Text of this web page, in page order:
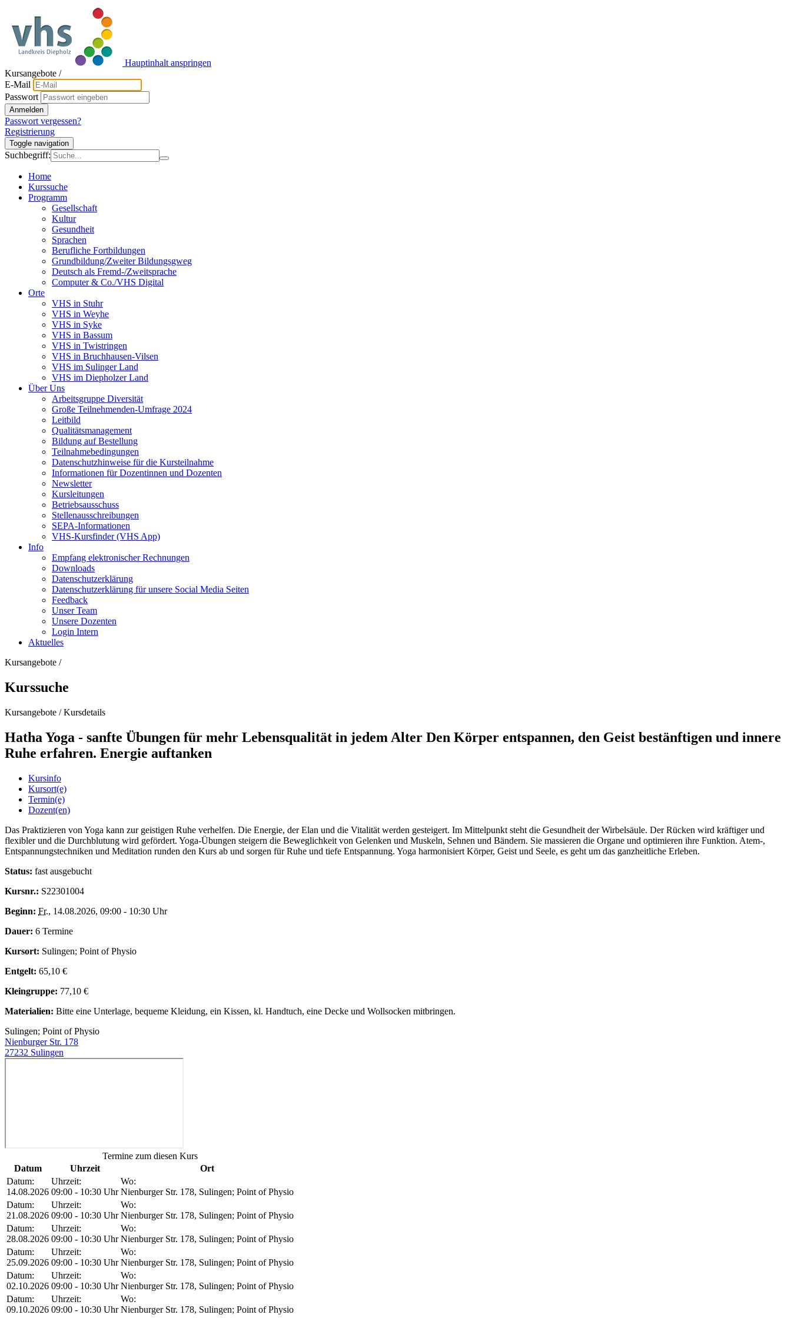
Hauptinhalt anspringen
Kursangebote /
E-Mail
Passwort
Anmelden
Passwort vergessen?
Registrierung
Toggle navigation
Suchbegriff:
Home
Kurssuche
Programm
Gesellschaft
Kultur
Gesundheit
Sprachen
Berufliche Fortbildungen
Grundbildung/Zweiter Bildungsgweg
Deutsch als Fremd-/Zweitsprache
Computer & Co./VHS Digital
Orte
VHS in Stuhr
VHS in Weyhe
VHS in Syke
VHS in Bassum
VHS in Twistringen
VHS in Bruchhausen-Vilsen
VHS im Sulinger Land
VHS im Diepholzer Land
Über Uns
Arbeitsgruppe Diversität
Große Teilnehmenden-Umfrage 2024
Leitbild
Qualitätsmanagement
Bildung auf Bestellung
Teilnahmebedingungen
Datenschutzhinweise für die Kursteilnahme
Informationen für Dozentinnen und Dozenten
Newsletter
Kursleitungen
Betriebsausschuss
Stellenausschreibungen
SEPA-Informationen
VHS-Kursfinder (VHS App)
Info
Empfang elektronischer Rechnungen
Downloads
Datenschutzerklärung
Datenschutzerklärung für unsere Social Media Seiten
Feedback
Unser Team
Unsere Dozenten
Login Intern
Aktuelles
Kursangebote /
Kurssuche
Kursangebote /Kursdetails
Hatha Yoga - sanfte Übungen für mehr Lebensqualität in jedem Alter Den Körper entspannen, den Geist bestänftigen und innere
Ruhe erfahren. Energie auftanken
Kursinfo
Kursort(e)
Termin(e)
Dozent(en)
Das Praktizieren von Yoga kann zur geistigen Ruhe verhelfen. Die Energie, der Elan und die Vitalität werden gesteigert. Im Mittelpunkt steht die Gesundheit der Wirbelsäule. Der Rücken wird kräftiger und
flexibler und die Durchblutung wird gefördert. Yoga-Übungen steigern die Beweglichkeit von Gelenken und Muskeln, Sehnen und Bändern. Sie massieren die Organe und optimieren ihre Funktion. Atem-,
Entspannungstechniken und Meditation runden den Kurs ab und sorgen für Ruhe und tiefe Entspannung. Yoga harmonisiert Körper, Geist und Seele, es geht um das ganzheitliche Erleben.
Status: fast ausgebucht
Kursnr.: S22301004
Beginn: Fr., 14.08.2026, 09:00 - 10:30 Uhr
Dauer: 6 Termine
Kursort: Sulingen; Point of Physio
Entgelt: 65,10 €
Kleingruppe: 77,10 €
Materialien: Bitte eine Unterlage, bequeme Kleidung, ein Kissen, kl. Handtuch, eine Decke und Wollsocken mitbringen.
Sulingen; Point of Physio
Nienburger Str. 178
27232 Sulingen
Termine zum diesen Kurs
Datum
Uhrzeit
Ort
Datum:
14.08.2026
Uhrzeit:
09:00 - 10:30 Uhr
Wo:
Nienburger Str. 178, Sulingen; Point of Physio
Datum:
21.08.2026
Uhrzeit:
09:00 - 10:30 Uhr
Wo:
Nienburger Str. 178, Sulingen; Point of Physio
Datum:
28.08.2026
Uhrzeit:
09:00 - 10:30 Uhr
Wo:
Nienburger Str. 178, Sulingen; Point of Physio
Datum:
25.09.2026
Uhrzeit:
09:00 - 10:30 Uhr
Wo:
Nienburger Str. 178, Sulingen; Point of Physio
Datum:
02.10.2026
Uhrzeit:
09:00 - 10:30 Uhr
Wo:
Nienburger Str. 178, Sulingen; Point of Physio
Datum:
09.10.2026
Uhrzeit:
09:00 - 10:30 Uhr
Wo:
Nienburger Str. 178, Sulingen; Point of Physio